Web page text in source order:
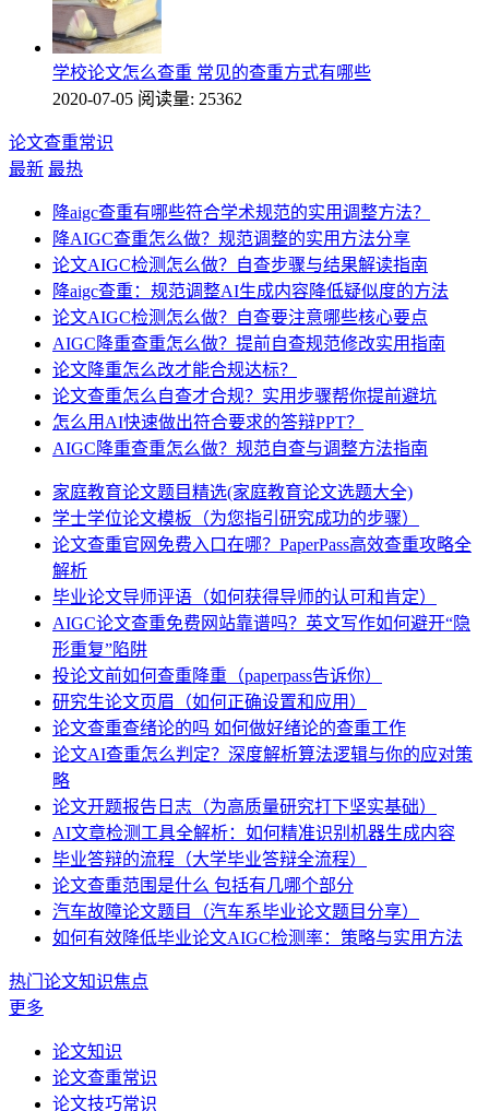
学校论文怎么查重 常见的查重方式有哪些
2020-07-05 阅读量: 25362
论文查重常识
最新 最热
降aigc查重有哪些符合学术规范的实用调整方法？
降AIGC查重怎么做？规范调整的实用方法分享
论文AIGC检测怎么做？自查步骤与结果解读指南
降aigc查重：规范调整AI生成内容降低疑似度的方法
论文AIGC检测怎么做？自查要注意哪些核心要点
AIGC降重查重怎么做？提前自查规范修改实用指南
论文降重怎么改才能合规达标？
论文查重怎么自查才合规？实用步骤帮你提前避坑
怎么用AI快速做出符合要求的答辩PPT？
AIGC降重查重怎么做？规范自查与调整方法指南
家庭教育论文题目精选(家庭教育论文选题大全)
学士学位论文模板（为您指引研究成功的步骤）
论文查重官网免费入口在哪？PaperPass高效查重攻略全
解析
毕业论文导师评语（如何获得导师的认可和肯定）
AIGC论文查重免费网站靠谱吗？英文写作如何避开“隐
形重复”陷阱
投论文前如何查重降重（paperpass告诉你）
研究生论文页眉（如何正确设置和应用）
论文查重查绪论的吗 如何做好绪论的查重工作
论文AI查重怎么判定？深度解析算法逻辑与你的应对策
略
论文开题报告日志（为高质量研究打下坚实基础）
AI文章检测工具全解析：如何精准识别机器生成内容
毕业答辩的流程（大学毕业答辩全流程）
论文查重范围是什么 包括有几哪个部分
汽车故障论文题目（汽车系毕业论文题目分享）
如何有效降低毕业论文AIGC检测率：策略与实用方法
热门论文知识焦点
更多
论文知识
论文查重常识
论文技巧常识